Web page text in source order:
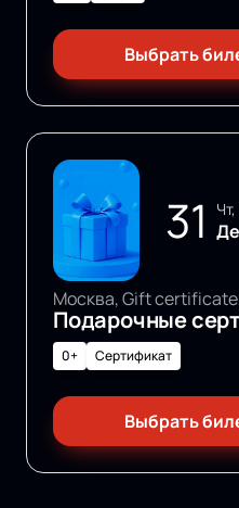
Выбрать
31
Подарочные
0+ Сертификат
Выбрать